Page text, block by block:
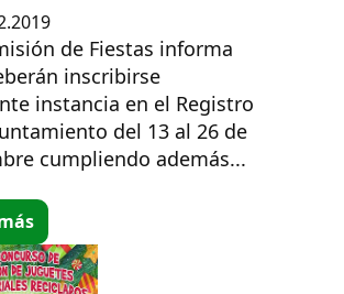
de Fiestas informa
inscribirse
instancia en el Registro
del 13 al 26 de
cumpliendo además...